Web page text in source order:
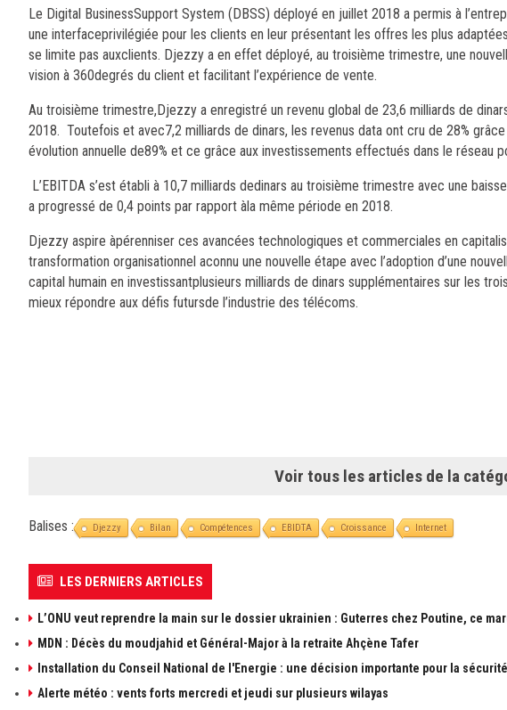
Le Digital BusinessSupport System (DBSS) déployé en juillet 2018 a permis à
une interfaceprivilégiée pour les clients en leur présentant les offres les plus
se limite pas auxclients. Djezzy a en effet déployé, au troisième trimestre, une
vision à 360degrés du client et facilitant l’expérience de vente.
Au troisième trimestre,Djezzy a enregistré un revenu global de 23,6 milliards de
2018. Toutefois et avec7,2 milliards de dinars, les revenus data ont cru de 28%
évolution annuelle de89% et ce grâce aux investissements effectués dans le réseau
L’EBITDA s’est établi à 10,7 milliards dedinars au troisième trimestre avec une
a progressé de 0,4 points par rapport àla même période en 2018.
Djezzy aspire àpérenniser ces avancées technologiques et commerciales en
transformation organisationnel aconnu une nouvelle étape avec l’adoption d’une
capital humain en investissantplusieurs milliards de dinars supplémentaires sur les
mieux répondre aux défis futursde l’industrie des télécoms.
Voir tous les articles de la
Balises : Djezzy Bilan Compétences EBIDTA Croissance Internet
LES DERNIERS ARTICLES
L’ONU veut reprendre la main sur le dossier ukrainien : Guterres chez Poutine, ce
MDN : Décès du moudjahid et Général-Major à la retraite Ahçène Tafer
Installation du Conseil National de l'Energie : une décision importante pour la
Alerte météo : vents forts mercredi et jeudi sur plusieurs wilayas